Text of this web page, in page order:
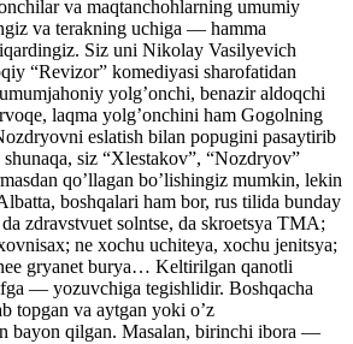
va maqtanchohlarning umumiy
va terakning uchiga — hamma
Siz uni Nikolay Vasilyevich
“Revizor” komediyasi sharofatidan
yolg’onchi, benazir aldoqchi
laqma yolg’onchini ham Gogolning
eslatish bilan popugini pasaytirib
siz “Xlestakov”, “Nozdryov”
qo’llagan bo’lishingiz mumkin, lekin
boshqalari ham bor, rus tilida bunday
zdravstvuet solntse, da skroetsya TMA;
ne xochu uchiteya, xochu jenitsya;
gryanet burya… Keltirilgan qanotli
— yozuvchiga tegishlidir. Boshqacha
topgan va aytgan yoki o’z
bayon qilgan. Masalan, birinchi ibora —